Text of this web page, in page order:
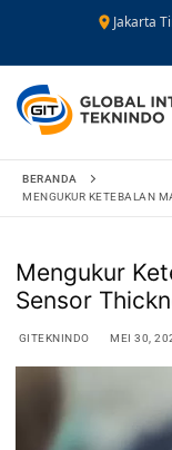
Jakarta
Lompat
BERANDA
MENGUKUR KETEBALAN
Mengukur
Sensor
GITEKNINDO MEI 30,